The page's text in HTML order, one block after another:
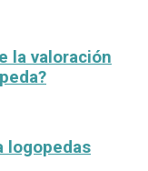
la valoración
logopedas